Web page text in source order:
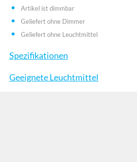
Artikel ist dimmbar
Geliefert ohne Dimmer
Geliefert ohne Leuchtmittel
Spezifikationen
Geeignete Leuchtmittel